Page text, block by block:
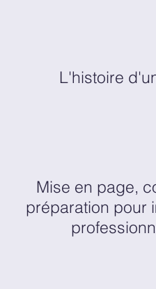
L'histoire
Mise en page,
préparation pour